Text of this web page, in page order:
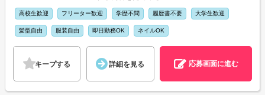
高校生歓迎 フリーター歓迎 学歴不問 履歴書不要 大学生歓迎
髪型自由 服装自由 即日勤務OK ネイルOK
キープする 詳細を見る 応募画面に進む